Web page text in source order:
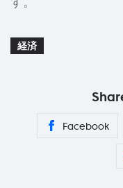
経済
Facebook